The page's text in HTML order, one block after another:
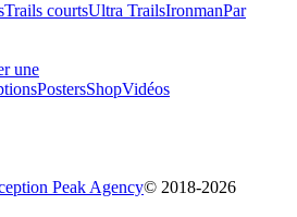
Trails courtsUltra TrailsIronmanPar
une
PostersShopVidéos
Peak Agency© 2018-2026